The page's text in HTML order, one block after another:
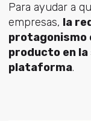
Para ayudar a
empresas, la
protagonismo
producto en la
plataforma.